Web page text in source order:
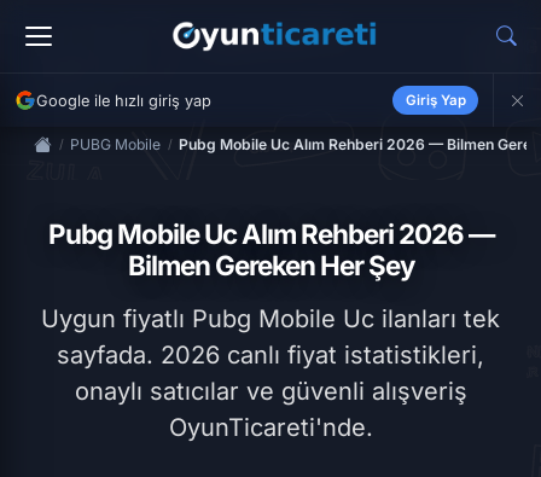
Google ile hızlı giriş yap Giriş Yap
PUBG Mobile Pubg Mobile Uc Alım Rehberi 2026 — Bilmen
Pubg Mobile Uc Alım Rehberi 2026 —
Bilmen Gereken Her Şey
Uygun fiyatlı Pubg Mobile Uc ilanları tek
sayfada. 2026 canlı fiyat istatistikleri,
onaylı satıcılar ve güvenli alışveriş
OyunTicareti'nde.